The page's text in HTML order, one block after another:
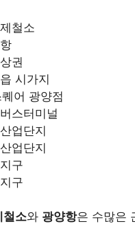
철소
권
시가지
어 광양점
스터미널
업단지
업단지
구
구
철소와 광양항은 수많은